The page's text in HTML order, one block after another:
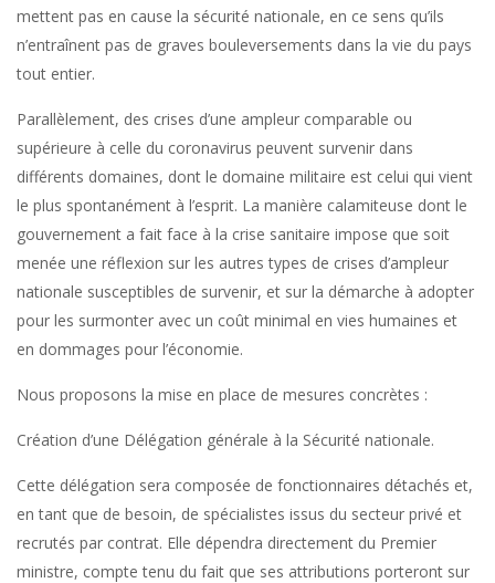
mettent pas en cause la sécurité nationale, en ce sens qu’ils
n’entraînent pas de graves bouleversements dans la vie du pays
tout entier.
Parallèlement, des crises d’une ampleur comparable ou
supérieure à celle du coronavirus peuvent survenir dans
différents domaines, dont le domaine militaire est celui qui vient
le plus spontanément à l’esprit. La manière calamiteuse dont le
gouvernement a fait face à la crise sanitaire impose que soit
menée une réflexion sur les autres types de crises d’ampleur
nationale susceptibles de survenir, et sur la démarche à adopter
pour les surmonter avec un coût minimal en vies humaines et
en dommages pour l’économie.
Nous proposons la mise en place de mesures concrètes :
Création d’une Délégation générale à la Sécurité nationale.
Cette délégation sera composée de fonctionnaires détachés et,
en tant que de besoin, de spécialistes issus du secteur privé et
recrutés par contrat. Elle dépendra directement du Premier
ministre, compte tenu du fait que ses attributions porteront sur